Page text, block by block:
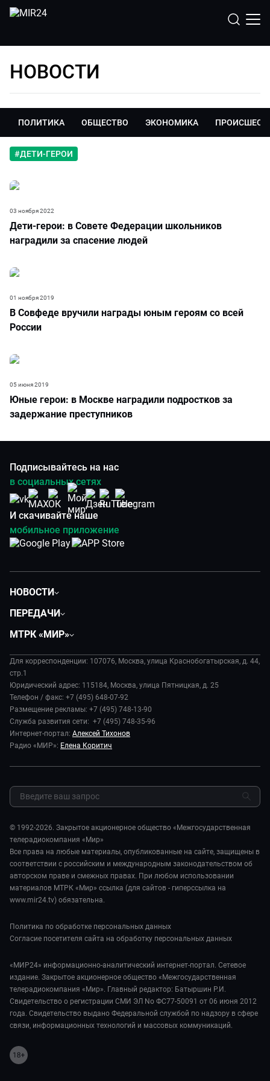
НОВОСТИ
ПОЛИТИКА ОБЩЕСТВО ЭКОНОМИКА
#ДЕТИ-ГЕРОИ
Дети-герои: в Совете Федерации школьников
наградили за спасение людей
03 ноября 2022
В Совфеде вручили награды юным героям со всей
России
01 ноября 2019
Юные герои: в Москве наградили подростков за
задержание преступников
05 июня 2019
Подписывайтесь на нас
в социальных сетях
И скачивайте наше
мобильное приложение
НОВОСТИ
Экономика
Происшествия
В содружестве
В мире
Наука и технологии
Здоровье и медицина
Спорт
Шоу-бизнес
Стиль жизни
Сад и огород
ПЕРЕДАЧИ
Дела судебные
Диктор делает
Игра в кино
Игра в кино. Мультфильмы
Исторический детектив
Миллион за 5 минут
Мировое соглашение
Предварительный диагноз
Пять причин поехать в...
МТРК «МИР»
История
Руководство
Новости компании
Пресса о нас
Карьера
Реклама
Закупки и тендеры
Обратная связь
Для корреспонденции: 107076, Москва, улица Краснобогатырская, д. 44,
стр.1
Юридический адрес: 115184, Москва, улица Пятницкая, д. 25
Телефон / факс: +7 (495) 648-07-92
Размещение рекламы: +7 (495) 748-13-90
Служба развития сети: +7 (495) 748-35-96
Интернет-портал: Алексей Тихонов
Радио «МИР»: Елена Коритич
© 1992-2026. Закрытое акционерное общество «Межгосударственная
телерадиокомпания «Мир»
Все права на любые материалы, опубликованные на сайте, защищены в
соответствии с российским и международным законодательством об
авторском праве и смежных правах. При любом использовании
материалов МТРК «Мир» ссылка (для сайтов - гиперссылка на
www.mir24.tv) обязательна.
Политика по обработке персональных данных
Согласие посетителя сайта на обработку персональных данных
«МИР24» информационно-аналитический интернет-портал. Сетевое
издание. Закрытое акционерное общество «Межгосударственная
телерадиокомпания «Мир». Главный редактор: Батыршин Р.И.
Свидетельство о регистрации СМИ ЭЛ No ФС77-50091 от 06 июня 2012
года. Свидетельство выдано Федеральной службой по надзору в сфере
связи, информационных технологий и массовых коммуникаций.